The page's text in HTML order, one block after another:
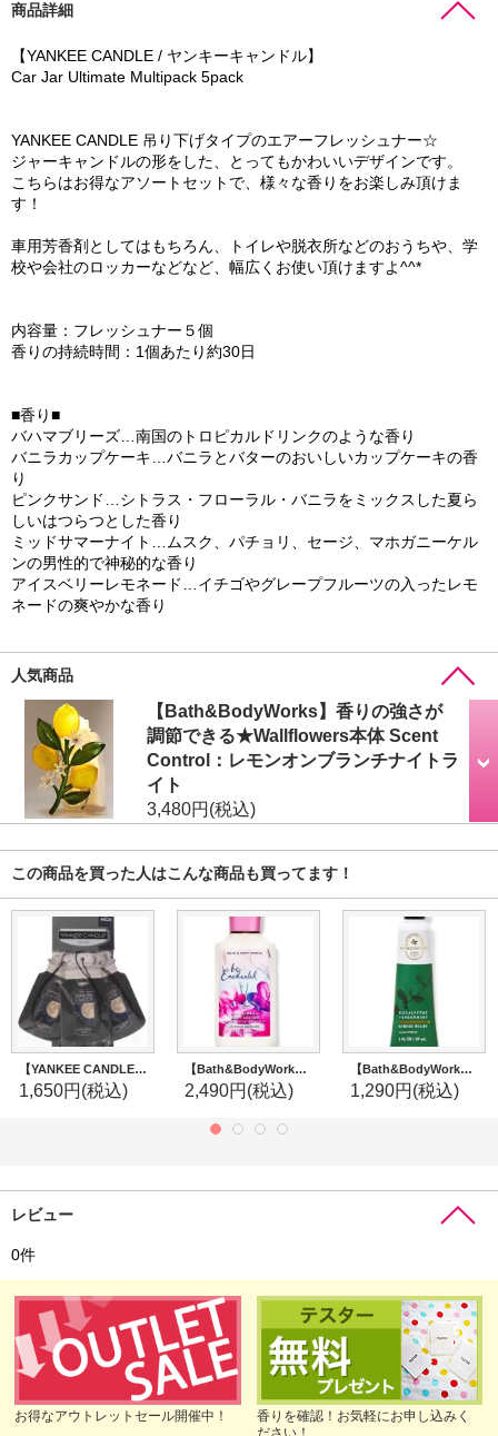
商品詳細
【YANKEE CANDLE / ヤンキーキャンドル】
Car Jar Ultimate Multipack 5pack
YANKEE CANDLE 吊り下げタイプのエアーフレッシュナー☆
ジャーキャンドルの形をした、とってもかわいいデザインです。
こちらはお得なアソートセットで、様々な香りをお楽しみ頂けま
す！
車用芳香剤としてはもちろん、トイレや脱衣所などのおうちや、学
校や会社のロッカーなどなど、幅広くお使い頂けますよ^^*
内容量：フレッシュナー５個
香りの持続時間：1個あたり約30日
■香り■
バハマブリーズ…南国のトロピカルドリンクのような香り
バニラカップケーキ…バニラとバターのおいしいカップケーキの香
り
ピンクサンド…シトラス・フローラル・バニラをミックスした夏ら
しいはつらつとした香り
ミッドサマーナイト…ムスク、パチョリ、セージ、マホガニーケル
ンの男性的で神秘的な香り
アイスベリーレモネード…イチゴやグレープフルーツの入ったレモ
ネードの爽やかな香り
人気商品
【Bath&BodyWorks】香りの強さが
調節できる★Wallflowers本体 Scent
Control：レモンオンブランチナイトラ
イト
3,480円 (税込)
この商品を買った人はこんな商品も買ってます！
【YANKEE CANDLE/ヤンキーキャンドル】カージャー(ペーパーサシェ)3枚セット：ミッドサマーズナイト
1,650円(税込)
【Bath&BodyWorks】ボディローション：ビーエンチャンテッド
2,490円(税込)
【Bath&BodyWorks】シアバターハンドクリーム：Stress Relief-ユーカリスペアミント
1,290円(税込)
レビュー
0件
お得なアウトレットセール開催中！
香りを確認！お気軽にお申し込みく
ださい！